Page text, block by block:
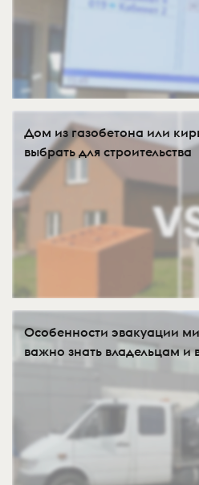
Дом из газобетона или
выбрать для строительства
Особенности эвакуации
важно знать владельцам и